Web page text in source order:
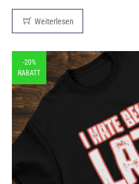
Weiterlesen
-20%
RABATT